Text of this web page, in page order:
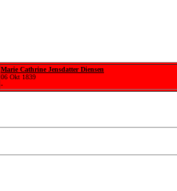
Marie Cathrine Jensdatter Diensen
06 Okt 1839
-